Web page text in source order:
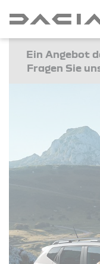
Ein Angebot
Fragen Sie